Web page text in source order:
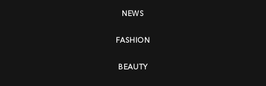
NEWS
FASHION
BEAUTY